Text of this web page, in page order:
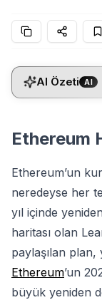
AI Özeti AI
Ethereum
Ethereum’un
neredeyse her
yıl içinde
haritası olan
paylaşılan
Ethereum’un
büyük yeniden